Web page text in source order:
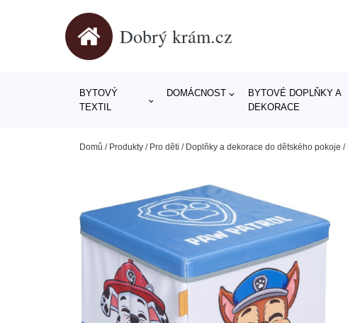
Dobrý krám.cz
BYTOVÝ
TEXTIL
DOMÁCNOST
BYTOVÉ DOPLŇKY A
DEKORACE
Domů / Produkty / Pro děti / Doplňky a dekorace do dětského pokoje /